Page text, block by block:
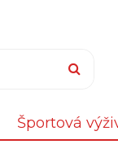
Športová